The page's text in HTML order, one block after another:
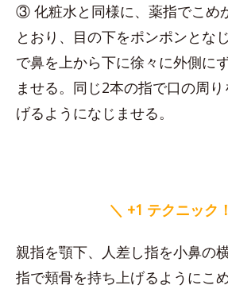
③ 化粧水と同様に、薬指でこめ
とおり、目の下をポンポンとな
で鼻を上から下に徐々に外側に
ませる。同じ2本の指で口の周
げるようになじませる。
＼ +1 テクニック
親指を顎下、人差し指を小鼻の
指で頬骨を持ち上げるようにこ